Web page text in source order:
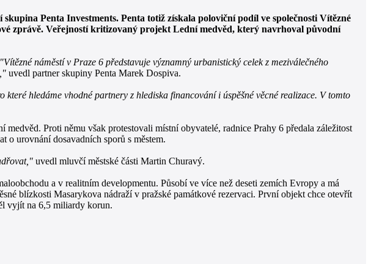
Penta Investments. Penta totiž získala poloviční podíl ve společnosti Vítězné
zprávě. Veřejností kritizovaný projekt Lední medvěd, který navrhoval původní
"Vítězné náměstí v Praze 6 představuje významný urbanistický celek z meziválečného
uvedl partner skupiny Penta Marek Dospiva.
hledáme vhodné partnery z hlediska financování i úspěšné věcné realizace. V tomto
Proti němu však protestovali místní obyvatelé, radnice Prahy 6 předala záležitost
o urovnání dosavadních sporů s městem.
uvedl mluvčí městské části Martin Churavý.
a v realitním developmentu. Působí ve více než deseti zemích Evropy a má
blízkosti Masarykova nádraží v pražské památkové rezervaci. První objekt chce otevřít
vyjít na 6,5 miliardy korun.